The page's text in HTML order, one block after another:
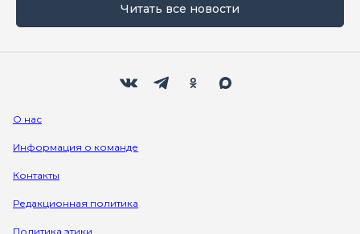
Читать все новости
О нас
Информация о команде
Контакты
Редакционная политика
Политика этики